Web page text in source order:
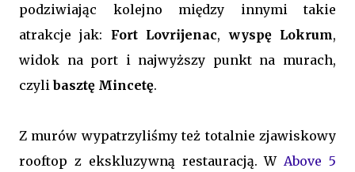
podziwiając kolejno między innymi takie
atrakcje jak: Fort Lovrijenac,wyspę Lokrum,
widok na port i najwyższy punkt na murach,
czylibasztę Mincetę.
Z murów wypatrzyliśmy też totalnie zjawiskowy
rooftop z ekskluzywną restauracją. W Above 5